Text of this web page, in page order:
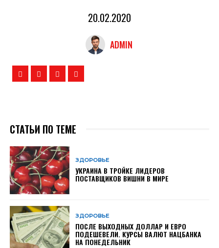
20.02.2020
ADMIN
СТАТЬИ ПО ТЕМЕ
ЗДОРОВЬЕ
УКРАИНА В ТРОЙКЕ ЛИДЕРОВ
ПОСТАВЩИКОВ ВИШНИ В МИРЕ
ЗДОРОВЬЕ
ПОСЛЕ ВЫХОДНЫХ ДОЛЛАР И ЕВРО
ПОДЕШЕВЕЛИ. КУРСЫ ВАЛЮТ НАЦБАНКА
НА ПОНЕДЕЛЬНИК